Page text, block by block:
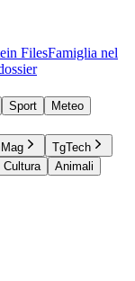
FilesFamiglia nel
Sport
Meteo
TgTech
Cultura
Animali